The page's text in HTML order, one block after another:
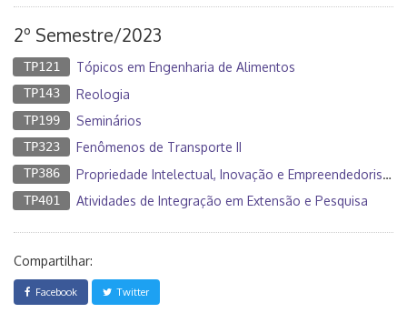
2º Semestre/2023
TP121 Tópicos em Engenharia de Alimentos
TP143 Reologia
TP199 Seminários
TP323 Fenômenos de Transporte II
TP386 Propriedade Intelectual, Inovação e Empreendedorismo
TP401 Atividades de Integração em Extensão e Pesquisa
Compartilhar:
Facebook Twitter